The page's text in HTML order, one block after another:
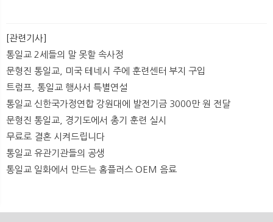
[관련기사]
통일교 2세들의 말 못할 속사정
문형진 통일교, 미국 테네시 주에 훈련센터 부지 구입
트럼프, 통일교 행사서 특별연설
통일교 신한국가정연합 강원대에 발전기금 3000만 원 전달
문형진 통일교, 경기도에서 총기 훈련 실시
무료로 결혼 시켜드립니다
통일교 유관기관들의 공생
통일교 일화에서 만드는 홈플러스 OEM 음료